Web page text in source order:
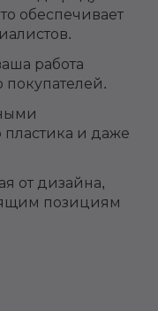
обеспечивает
работа
пластика и даже
от дизайна,
позициям